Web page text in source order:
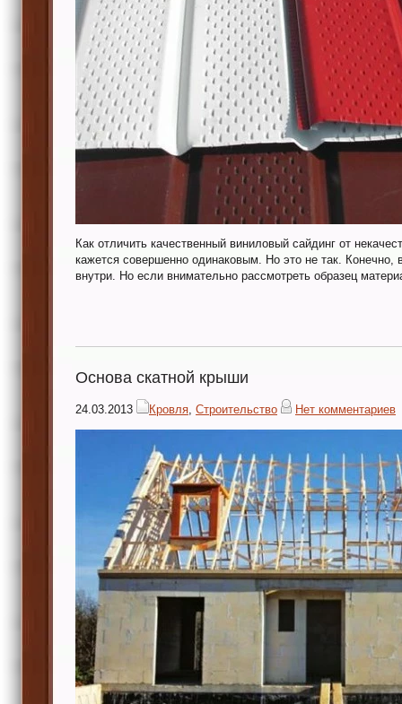
Как отличить качественный виниловый сайдинг от
кажется совершенно одинаковым. Но это не так. Конечно,
внутри. Но если внимательно рассмотреть образец
Основа скатной крыши
24.03.2013 Кровля Строительство Нет комментариев